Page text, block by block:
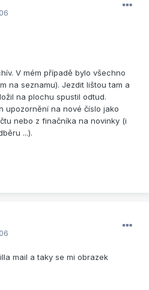
V mém případě bylo všechno
na seznamu). Jezdit lištou tam a
na plochu spustil odtud.
upozornění na nové číslo jako
nebo z finačníka na novinky (i
...).
mail a taky se mi obrazek